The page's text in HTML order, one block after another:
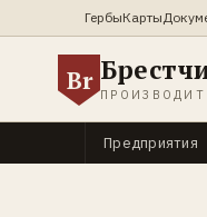
ГербыКарты
Br ПРОИЗВОДИТ
Предприятия